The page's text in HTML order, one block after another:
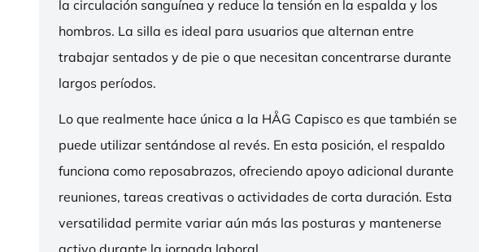
la circulación sanguínea y reduce la tensión en la espalda y los
hombros. La silla es ideal para usuarios que alternan entre
trabajar sentados y de pie o que necesitan concentrarse durante
largos períodos.
Lo que realmente hace única a la HÅG Capisco es que también se
puede utilizar sentándose al revés. En esta posición, el respaldo
funciona como reposabrazos, ofreciendo apoyo adicional durante
reuniones, tareas creativas o actividades de corta duración. Esta
versatilidad permite variar aún más las posturas y mantenerse